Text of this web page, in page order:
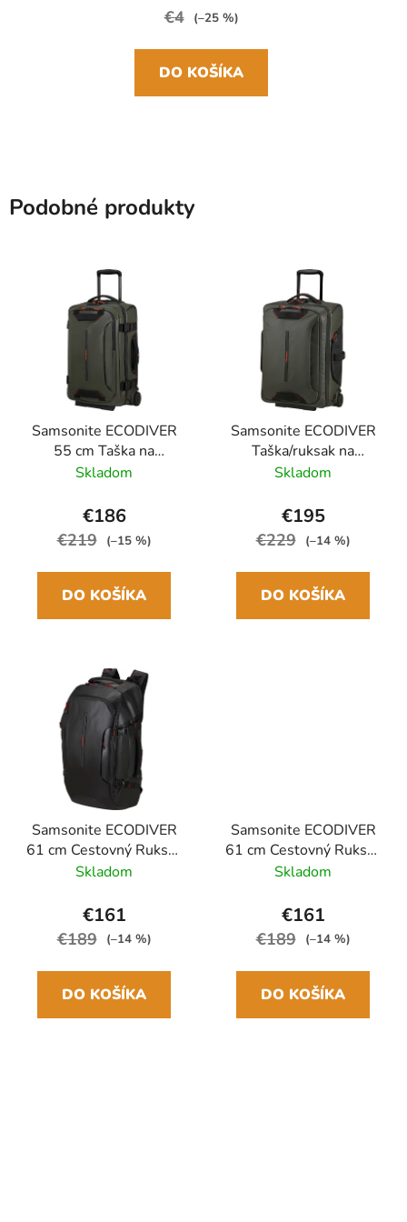
€4 (–25 %)
DO KOŠÍKA
Podobné produkty
Samsonite ECODIVER
55 cm Taška na
kolieskach šedá
Skladom
€186
€219 (–15 %)
DO KOŠÍKA
Samsonite ECODIVER
Taška/ruksak na
kolieskach 55cm, 51L
Skladom
€195
€229 (–14 %)
DO KOŠÍKA
Samsonite ECODIVER
61 cm Cestovný Ruksak
čierny 55L
Skladom
€161
€189 (–14 %)
DO KOŠÍKA
Samsonite ECODIVER
61 cm Cestovný Ruksak
modrý Blue nights 55L
Skladom
€161
€189 (–14 %)
DO KOŠÍKA